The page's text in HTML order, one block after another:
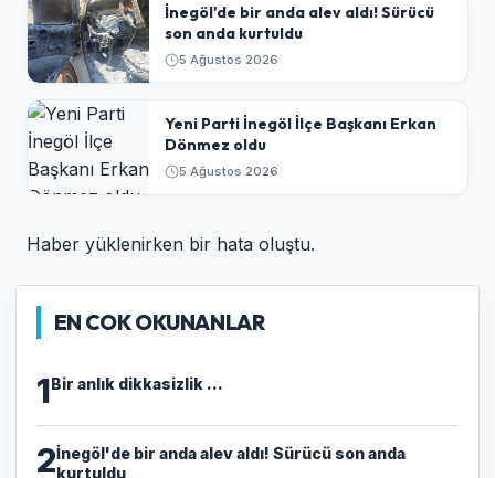
İnegöl'de bir anda alev aldı! Sürücü
son anda kurtuldu
5 Ağustos 2026
Yeni Parti İnegöl İlçe Başkanı Erkan
Dönmez oldu
5 Ağustos 2026
Haber yüklenirken bir hata oluştu.
EN COK OKUNANLAR
1Bir anlık dikkasizlik ...
2İnegöl'de bir anda alev aldı! Sürücü son anda
kurtuldu